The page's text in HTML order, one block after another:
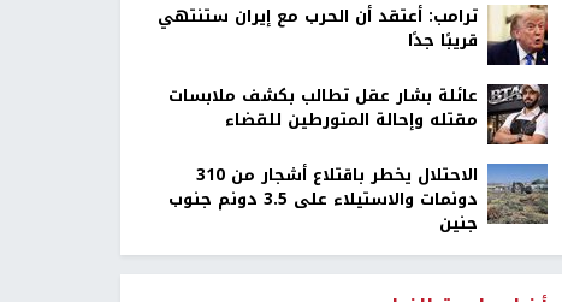
ترامب: أعتقد أن الحرب مع إيران ستنتهي
قريبًا جدًا
عائلة بشار عقل تطالب بكشف ملابسات
مقتله وإحالة المتورطين للقضاء
الاحتلال يخطر باقتلاع أشجار من 310
دونمات والاستيلاء على 3.5 دونم جنوب
جنين